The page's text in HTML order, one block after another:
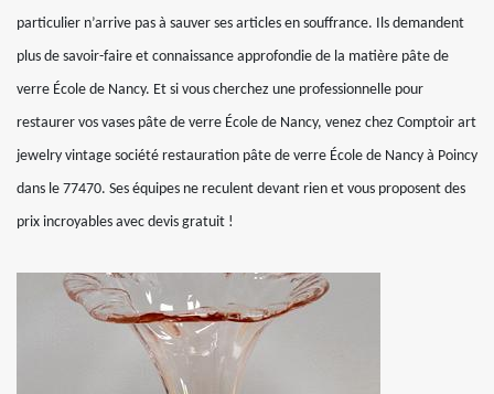
particulier n’arrive pas à sauver ses articles en souffrance. Ils demandent
plus de savoir-faire et connaissance approfondie de la matière pâte de
verre École de Nancy. Et si vous cherchez une professionnelle pour
restaurer vos vases pâte de verre École de Nancy, venez chez Comptoir art
jewelry vintage société restauration pâte de verre École de Nancy à Poincy
dans le 77470. Ses équipes ne reculent devant rien et vous proposent des
prix incroyables avec devis gratuit !